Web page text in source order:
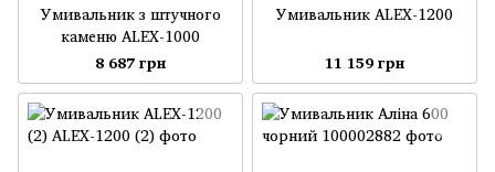
Умивальник з штучного
каменю ALEX-1000
8 687 грн
Умивальник ALEX-1200
11 159 грн